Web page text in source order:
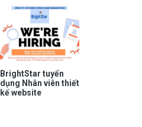
BrightStar tuyển
dụng Nhân viên thiết
kế website